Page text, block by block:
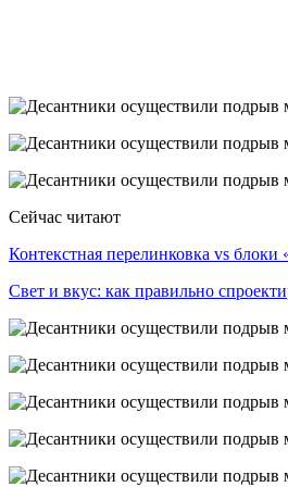
Сейчас читают
Контекстная перелинковка vs
Свет и вкус: как правильно